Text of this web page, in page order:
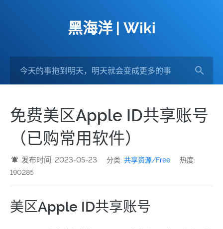
黑海洋 | Wiki
免费美区Apple ID共享账号
（已购常用软件）
发布时间: 2023-05-23 分类:共享资源/Free
热度:
190285
美区Apple ID共享账号